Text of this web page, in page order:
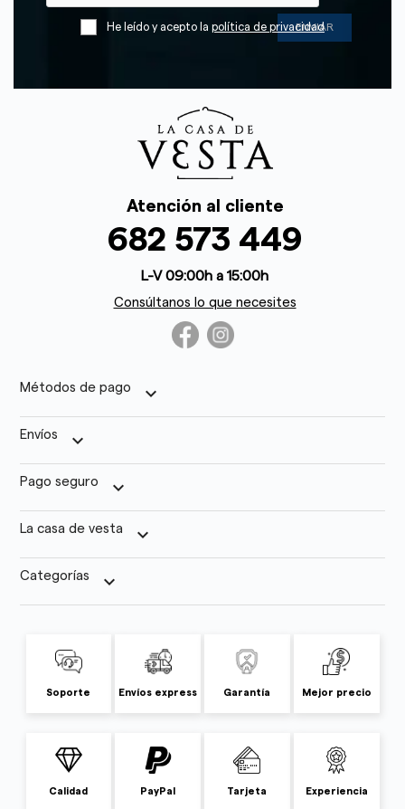
He leído y acepto la política de privacidad
Atención al cliente
682 573 449
L-V 09:00h a 15:00h
Consúltanos lo que necesites
Métodos de pago keyboard_arrow_down
Envíos keyboard_arrow_down
Pago seguro keyboard_arrow_down
La casa de vesta keyboard_arrow_down
Categorías keyboard_arrow_down
Soporte Envíos express Garantía Mejor precio
Calidad PayPal Tarjeta Experiencia